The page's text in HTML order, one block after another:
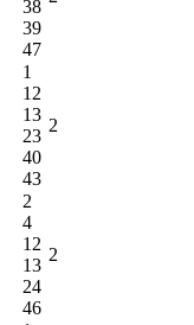
38
39
47
1
12
13
23
40
43
2
2
4
12
13
24
46
2